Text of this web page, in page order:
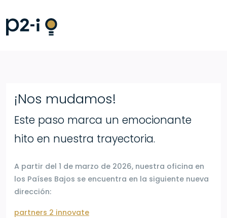
¡Nos mudamos!
Este paso marca un emocionante
hito en nuestra trayectoria.
A partir del 1 de marzo de 2026, nuestra oficina en
los Países Bajos se encuentra en la siguiente nueva
dirección:
partners 2 innovate